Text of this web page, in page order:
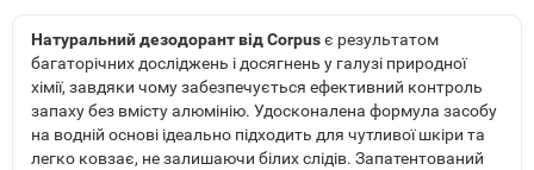
Натуральний дезодорант від Corpusє результатом
багаторічних досліджень і досягнень у галузі природної
хімії, завдяки чому забезпечується ефективний контроль
запаху без вмісту алюмінію. Удосконалена формула засобу
на водній основі ідеально підходить для чутливої шкіри та
легко ковзає, не залишаючи білих слідів. Запатентований